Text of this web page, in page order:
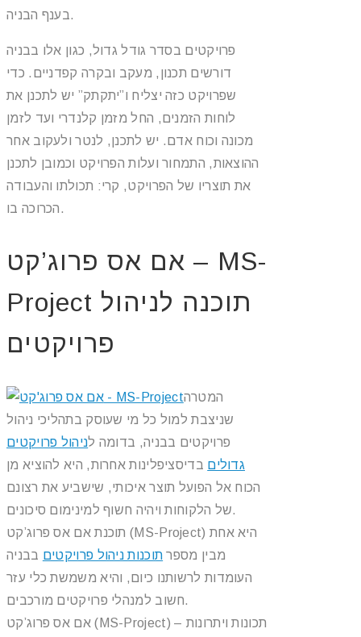
בענף הבניה.
פרויקטים בסדר גודל גדול, כגון אלו בבניה
דורשים תכנון, מעקב ובקרה קפדניים. כדי
שפרויקט כזה יצליח ו”יתקתק” יש לתכנן את
לוחות הזמנים, החל מזמן קלנדרי ועד לזמן
מכונה וכוח אדם. יש לתכנן, לנטר ולעקוב אחר
ההוצאות, התמחור ועלות הפרויקט וכמובן לתכנן
את תוצריו של הפרויקט, קרי: תכולתו והעבודה
הכרוכה בו.
אם אס פרוג’קט – MS-
Project תוכנה לניהול
פרויקטים
המטרה
שניצבת למול כל מי שעוסק בתהליכי ניהול
פרויקטים בבניה, בדומה לניהול פרויקטים
גדולים בדיסציפלינות אחרות, היא להוציא מן
הכוח אל הפועל תוצר איכותי, שישביע את רצונם
של הלקוחות ויהיה חשוף למינימום סיכונים.
תוכנת אם אס פרוג’קט (MS-Project) היא אחת
מבין מספר תוכנות ניהול פרויקטים בבניה
העומדות לרשותנו כיום, והיא משמשת כלי עזר
חשוב למנהלי פרויקטים מורכבים.
אם אס פרוג’קט (MS-Project) – תכונות ויתרונות